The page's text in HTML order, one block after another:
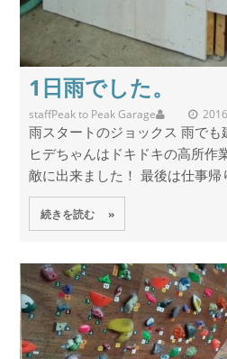
1日雨でした。
staffPeak to Peak Garage
雨スタートのジョックス 雨でも
ヒデちゃんはドキドキの高所作
敵に出来ました！ 最後は仕事帰
続きを読む »